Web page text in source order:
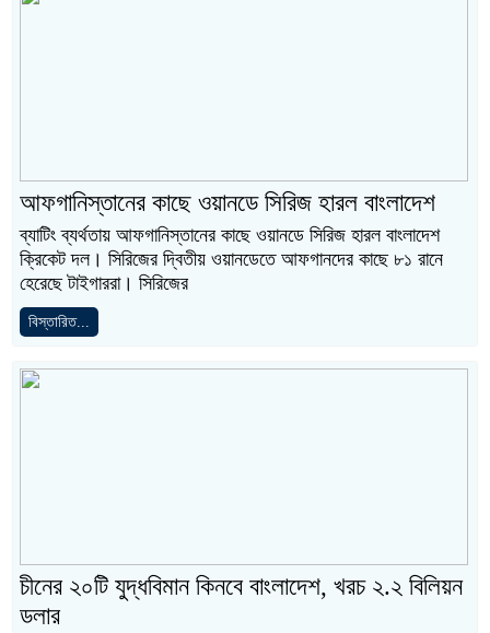
আফগানিস্তানের কাছে ওয়ানডে সিরিজ হারল বাংলাদেশ
ব্যাটিং ব্যর্থতায় আফগানিস্তানের কাছে ওয়ানডে সিরিজ হারল বাংলাদেশ
ক্রিকেট দল। সিরিজের দ্বিতীয় ওয়ানডেতে আফগানদের কাছে ৮১ রানে
হেরেছে টাইগাররা। সিরিজের
বিস্তারিত...
চীনের ২০টি যুদ্ধবিমান কিনবে বাংলাদেশ, খরচ ২.২ বিলিয়ন
ডলার